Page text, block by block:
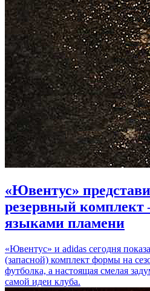
«Ювентус»
резервный комплект
языками пламени
«Ювентус» и adidas сегодня
(запасной) комплект формы на
футболка, а настоящая смелая
самой идеи клуба.